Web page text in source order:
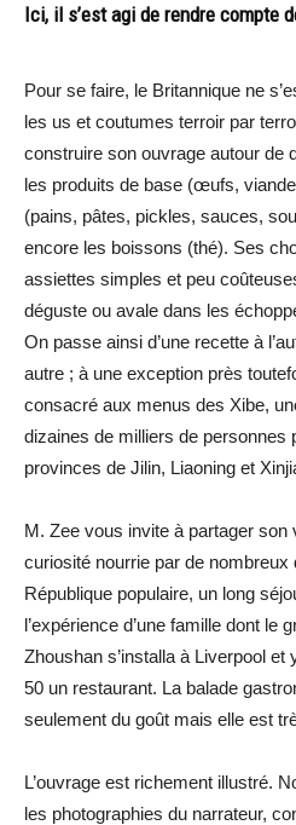
Ici, il s’est agi de rendre compte
Pour se faire, le Britannique ne
les us et coutumes terroir par
construire son ouvrage autour de
les produits de base (œufs,
(pains, pâtes, pickles, sauces,
encore les boissons (thé). Ses
assiettes simples et peu
déguste ou avale dans les
On passe ainsi d’une recette à
autre ; à une exception près
consacré aux menus des Xibe,
dizaines de milliers de personnes
provinces de Jilin, Liaoning et
M. Zee vous invite à partager
curiosité nourrie par de nombreux
République populaire, un long
l’expérience d’une famille dont le
Zhoushan s’installa à Liverpool
50 un restaurant. La balade
seulement du goût mais elle est
L’ouvrage est richement illustré.
les photographies du narrateur,